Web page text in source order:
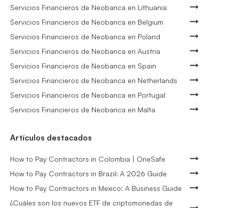
Servicios Financieros de Neobanca en Lithuania
Servicios Financieros de Neobanca en Belgium
Servicios Financieros de Neobanca en Poland
Servicios Financieros de Neobanca en Austria
Servicios Financieros de Neobanca en Spain
Servicios Financieros de Neobanca en Netherlands
Servicios Financieros de Neobanca en Portugal
Servicios Financieros de Neobanca en Malta
Artículos destacados
How to Pay Contractors in Colombia | OneSafe
How to Pay Contractors in Brazil: A 2026 Guide
How to Pay Contractors in Mexico: A Business Guide
¿Cuáles son los nuevos ETF de criptomonedas de